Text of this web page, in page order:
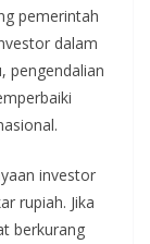
pemerintah
dalam
pengendalian
investor
rupiah. Jika
berkurang